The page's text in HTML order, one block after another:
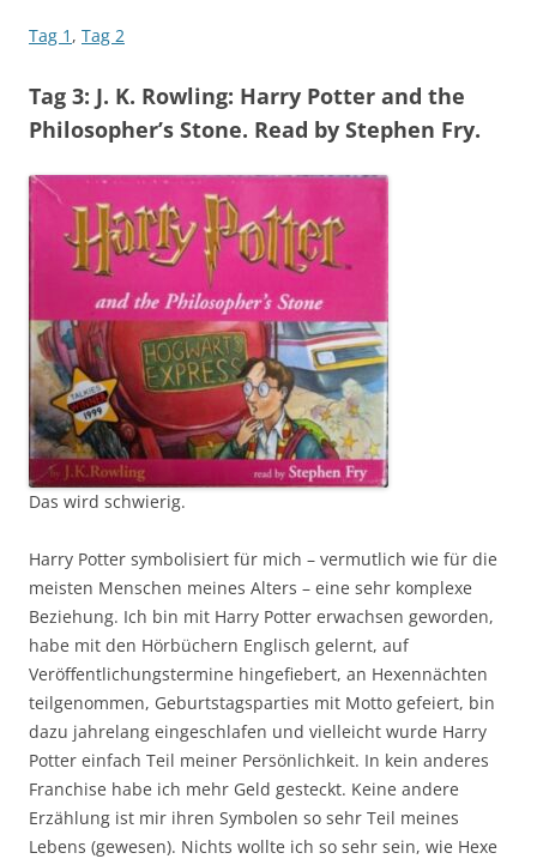
Tag 1 , Tag 2
Tag 3: J. K. Rowling: Harry Potter and the
Philosopher’s Stone. Read by Stephen Fry.
Das wird schwierig.
Harry Potter symbolisiert für mich – vermutlich wie für die
meisten Menschen meines Alters – eine sehr komplexe
Beziehung. Ich bin mit Harry Potter erwachsen geworden,
habe mit den Hörbüchern Englisch gelernt, auf
Veröffentlichungstermine hingefiebert, an Hexennächten
teilgenommen, Geburtstagsparties mit Motto gefeiert, bin
dazu jahrelang eingeschlafen und vielleicht wurde Harry
Potter einfach Teil meiner Persönlichkeit. In kein anderes
Franchise habe ich mehr Geld gesteckt. Keine andere
Erzählung ist mir ihren Symbolen so sehr Teil meines
Lebens (gewesen). Nichts wollte ich so sehr sein, wie Hexe